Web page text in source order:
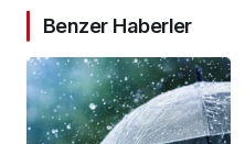
Benzer Haberler